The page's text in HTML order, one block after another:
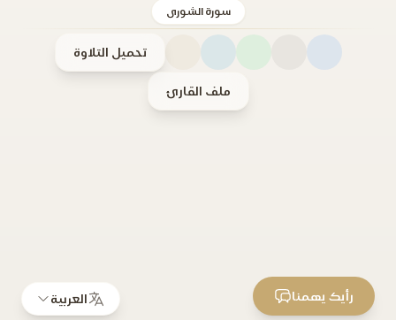
سورة الشورى
تحميل التلاوة
ملف القارئ
العربية رأيك يهمنا